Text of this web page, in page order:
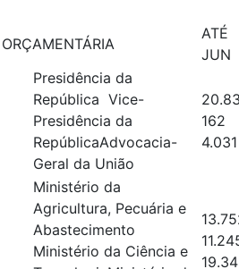
ATÉ
JUN
Presidência da
República Vice-
Presidência da
RepúblicaAdvocacia-
Geral da União
162
4.031
Ministério da
Agricultura, Pecuária e
Abastecimento
Ministério da Ciência e